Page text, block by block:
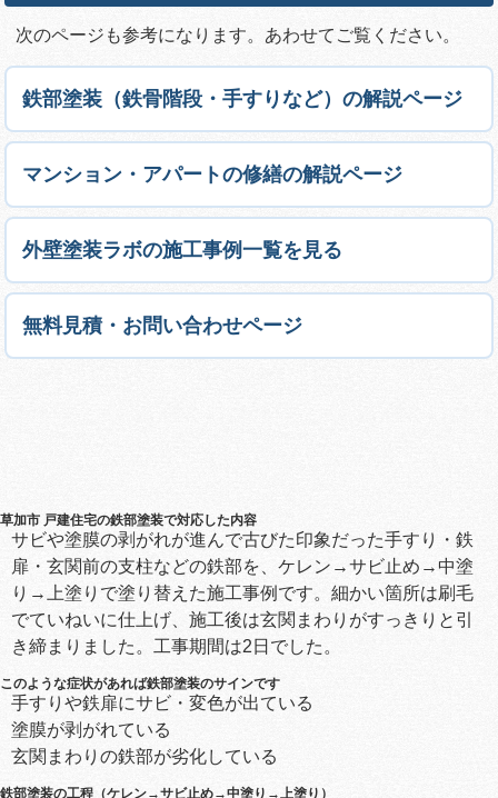
次のページも参考になります。あわせてご覧ください。
鉄部塗装（鉄骨階段・手すりなど）の解説ページ
マンション・アパートの修繕の解説ページ
外壁塗装ラボの施工事例一覧を見る
無料見積・お問い合わせページ
草加市 戸建住宅の鉄部塗装で対応した内容
サビや塗膜の剥がれが進んで古びた印象だった手すり・鉄
扉・玄関前の支柱などの鉄部を、ケレン→サビ止め→中塗
り→上塗りで塗り替えた施工事例です。細かい箇所は刷毛
でていねいに仕上げ、施工後は玄関まわりがすっきりと引
き締まりました。工事期間は2日でした。
このような症状があれば鉄部塗装のサインです
手すりや鉄扉にサビ・変色が出ている
塗膜が剥がれている
玄関まわりの鉄部が劣化している
鉄部塗装の工程（ケレン→サビ止め→中塗り→上塗り）